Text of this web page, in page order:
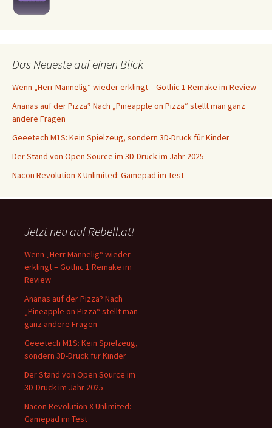
Das Neueste auf einen Blick
Wenn „Herr Mannelig“ wieder erklingt – Gothic 1 Remake im Review
Ananas auf der Pizza? Nach „Pineapple on Pizza“ stellt man ganz
andere Fragen
Geeetech M1S: Kein Spielzeug, sondern 3D-Druck für Kinder
Der Stand von Open Source im 3D-Druck im Jahr 2025
Nacon Revolution X Unlimited: Gamepad im Test
Jetzt neu auf Rebell.at!
Wenn „Herr Mannelig“ wieder
erklingt – Gothic 1 Remake im
Review
Ananas auf der Pizza? Nach
„Pineapple on Pizza“ stellt man
ganz andere Fragen
Geeetech M1S: Kein Spielzeug,
sondern 3D-Druck für Kinder
Der Stand von Open Source im
3D-Druck im Jahr 2025
Nacon Revolution X Unlimited:
Gamepad im Test